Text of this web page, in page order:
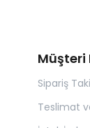
Müşteri
Sipariş
Teslimat